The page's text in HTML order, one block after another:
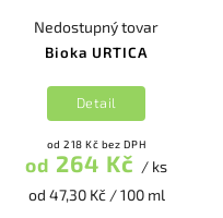
Bioka URTICA
Nedostupný tovar
od 218 Kč bez DPH
od 264 Kč / ks
od 47,30 Kč / 100 ml
Detail